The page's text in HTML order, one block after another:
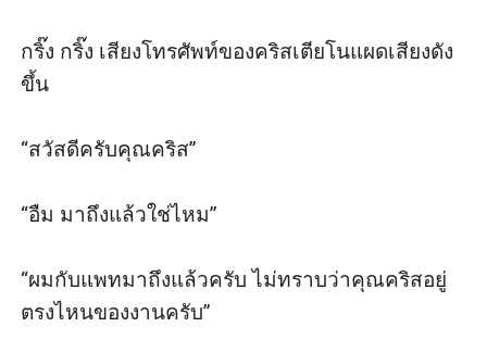
กริ๊ง กริ๊ง เสียงโทรศัพท์ของคริสเตียโนแผดเสียงดัง
ขึ้น
“สวัสดีครับคุณคริส”
“อืม มาถึงแล้วใช่ไหม”
“ผมกับแพทมาถึงแล้วครับ ไม่ทราบว่าคุณคริสอยู่
ตรงไหนของงานครับ”